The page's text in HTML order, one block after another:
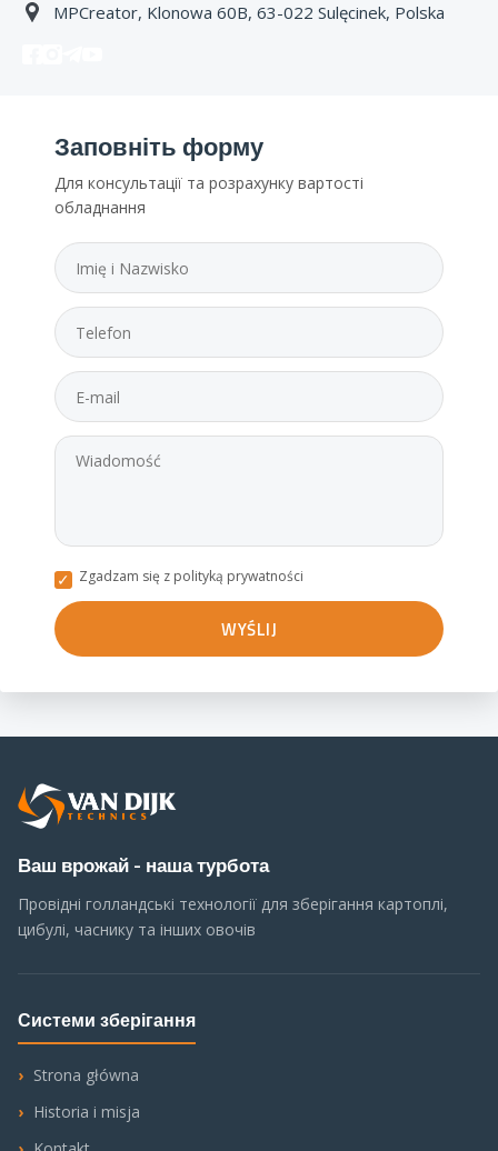
MPCreator, Klonowa 60B, 63-022 Sulęcinek, Polska
Заповніть форму
Для консультації та розрахунку вартості
обладнання
Zgadzam się z polityką prywatności
Ваш врожай - наша турбота
Провідні голландські технології для зберігання картоплі,
цибулі, часнику та інших овочів
Системи зберігання
Strona główna
Historia i misja